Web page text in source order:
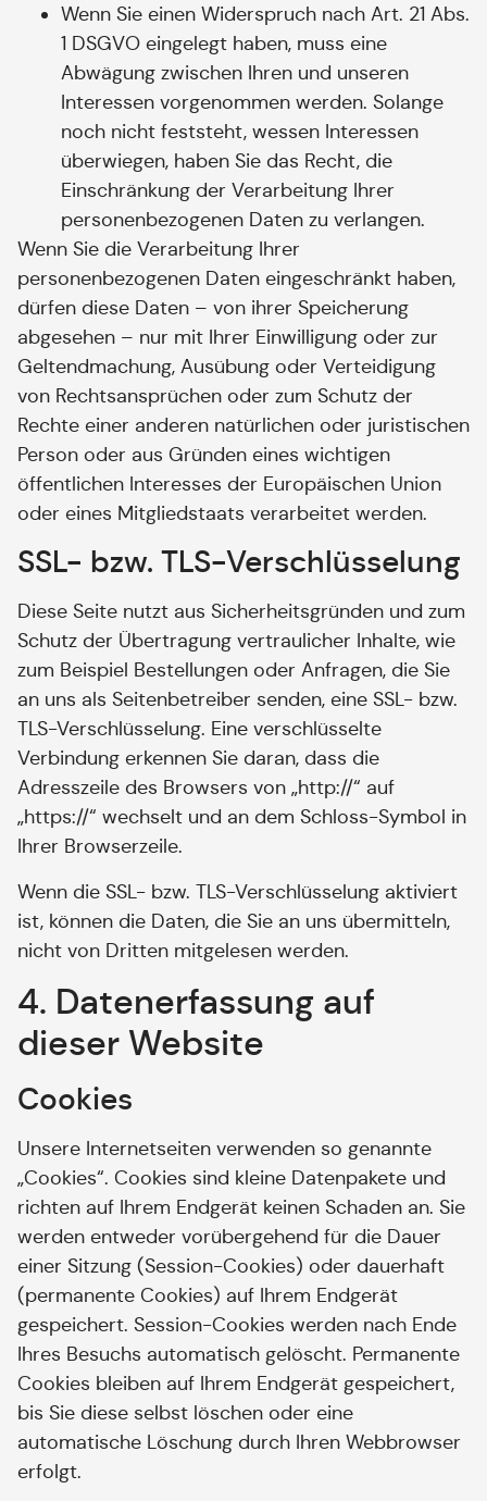
Wenn Sie einen Widerspruch nach Art. 21 Abs.
1 DSGVO eingelegt haben, muss eine
Abwägung zwischen Ihren und unseren
Interessen vorgenommen werden. Solange
noch nicht feststeht, wessen Interessen
überwiegen, haben Sie das Recht, die
Einschränkung der Verarbeitung Ihrer
personenbezogenen Daten zu verlangen.
Wenn Sie die Verarbeitung Ihrer
personenbezogenen Daten eingeschränkt haben,
dürfen diese Daten – von ihrer Speicherung
abgesehen – nur mit Ihrer Einwilligung oder zur
Geltendmachung, Ausübung oder Verteidigung
von Rechtsansprüchen oder zum Schutz der
Rechte einer anderen natürlichen oder juristischen
Person oder aus Gründen eines wichtigen
öffentlichen Interesses der Europäischen Union
oder eines Mitgliedstaats verarbeitet werden.
SSL- bzw. TLS-Verschlüsselung
Diese Seite nutzt aus Sicherheitsgründen und zum
Schutz der Übertragung vertraulicher Inhalte, wie
zum Beispiel Bestellungen oder Anfragen, die Sie
an uns als Seitenbetreiber senden, eine SSL- bzw.
TLS-Verschlüsselung. Eine verschlüsselte
Verbindung erkennen Sie daran, dass die
Adresszeile des Browsers von „http://“ auf
„https://“ wechselt und an dem Schloss-Symbol in
Ihrer Browserzeile.
Wenn die SSL- bzw. TLS-Verschlüsselung aktiviert
ist, können die Daten, die Sie an uns übermitteln,
nicht von Dritten mitgelesen werden.
4. Datenerfassung auf
dieser Website
Cookies
Unsere Internetseiten verwenden so genannte
„Cookies“. Cookies sind kleine Datenpakete und
richten auf Ihrem Endgerät keinen Schaden an. Sie
werden entweder vorübergehend für die Dauer
einer Sitzung (Session-Cookies) oder dauerhaft
(permanente Cookies) auf Ihrem Endgerät
gespeichert. Session-Cookies werden nach Ende
Ihres Besuchs automatisch gelöscht. Permanente
Cookies bleiben auf Ihrem Endgerät gespeichert,
bis Sie diese selbst löschen oder eine
automatische Löschung durch Ihren Webbrowser
erfolgt.